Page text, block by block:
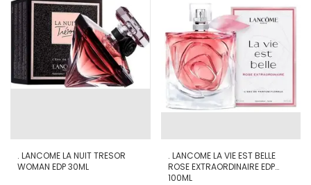
. LANCOME LA NUIT TRESOR
WOMAN EDP 30ML
. LANCOME LA VIE EST BELLE
ROSE EXTRAORDINAIRE EDP
100ML